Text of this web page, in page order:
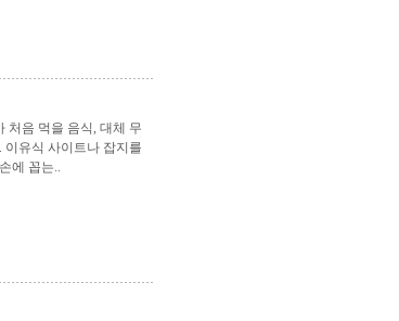
처음 먹을 음식, 대체 무
이유식 사이트나 잡지를
에 꼽는..